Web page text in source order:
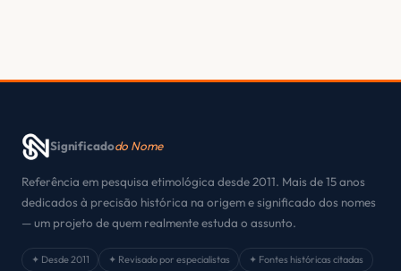
Significadodo Nome
Referência em pesquisa etimológica desde 2011. Mais de 15 anos
dedicados à precisão histórica na origem e significado dos nomes
— um projeto de quem realmente estuda o assunto.
✦ Desde 2011 ✦ Revisado por especialistas
✦ Fontes históricas citadas